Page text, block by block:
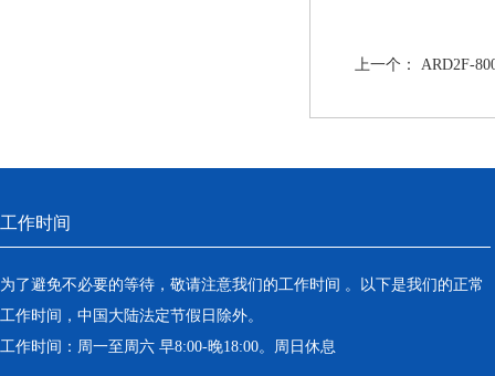
上一个： ARD2F-
工作时间
为了避免不必要的等待，敬请注意我们的工作时间 。以下是我们的正常
工作时间，中国大陆法定节假日除外。
工作时间：周一至周六 早8:00-晚18:00。周日休息